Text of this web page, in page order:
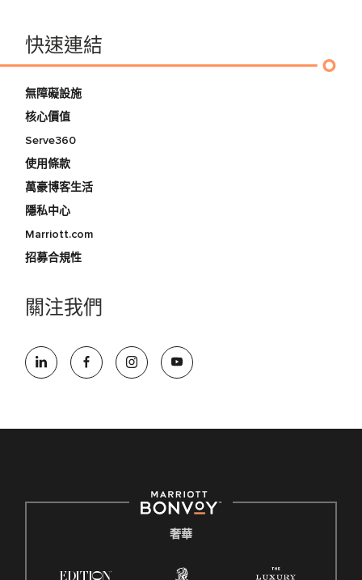
快速連結
無障礙設施
核心價值
Serve360
使用條款
萬豪博客生活
隱私中心
Marriott.com
招募合規性
關注我們
奢華